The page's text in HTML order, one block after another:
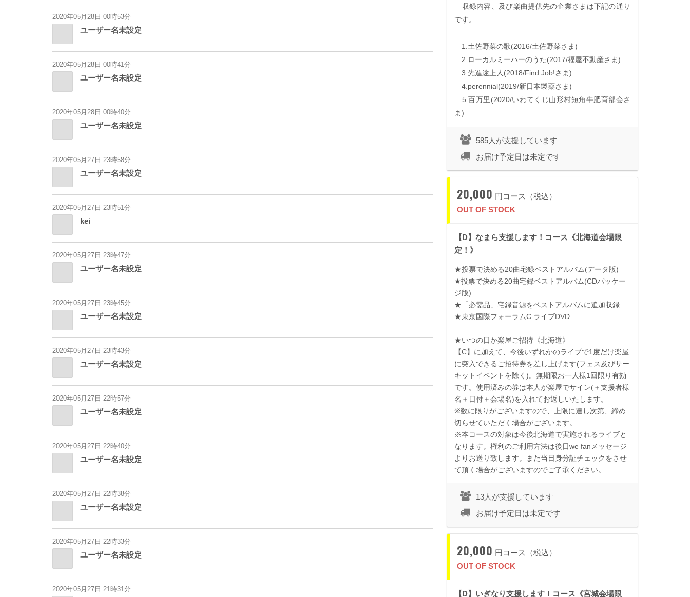
2020年05月28日 00時53分
ユーザー名未設定
2020年05月28日 00時41分
ユーザー名未設定
2020年05月28日 00時40分
ユーザー名未設定
2020年05月27日 23時58分
ユーザー名未設定
2020年05月27日 23時51分
kei
2020年05月27日 23時47分
ユーザー名未設定
2020年05月27日 23時45分
ユーザー名未設定
2020年05月27日 23時43分
ユーザー名未設定
2020年05月27日 22時57分
ユーザー名未設定
2020年05月27日 22時40分
ユーザー名未設定
2020年05月27日 22時38分
ユーザー名未設定
2020年05月27日 22時33分
ユーザー名未設定
2020年05月27日 21時31分
収録内容、及び楽曲提供先の企業さまは下記の通り
です。
1. 土佐野菜の歌(2016/土佐野菜さま)
2. ローカルミーハーのうた(2017/福屋不動産さま)
3. 先進途上人 (2018/Find Job!さま)
4.perennial(2019/新日本製薬さま)
5. 百万里 (2020/いわてくじ山形村短角牛肥育部会さ
ま)
585人が支援しています
お届け予定日は未定です
20,000 円コース（税込）
OUT OF STOCK
【D】なまら支援します！コース《北海道会場限
定！》
★投票で決める20曲宅録ベストアルバム(データ版)
★投票で決める20曲宅録ベストアルバム(CDパッケー
ジ版)
★「必需品」宅録音源をベストアルバムに追加収録
★東京国際フォーラムC ライブDVD
★いつの日か楽屋ご招待《北海道》
【C】に加えて、今後いずれかのライブで1 度だけ楽屋
に突入できるご招待券を差し上げます(フェス及びサー
キットイベントを除く)。無期限お一人様1 回限り有効
です。使用済みの券は本人が楽屋でサイン(＋支援者様
名＋日付＋会場名)を入れてお返しいたします。
※数に限りがございますので、上限に達し次第、締め
切らせていただく場合がございます。
※本コースの対象は今後北海道で実施されるライブと
なります。権利のご利用方法は後日we fanメッセージ
よりお送り致します。また当日身分証チェックをさせ
て頂く場合がございますのでご了承ください。
13人が支援しています
お届け予定日は未定です
20,000 円コース（税込）
OUT OF STOCK
【D】いぎなり支援します！コース《宮城会場限